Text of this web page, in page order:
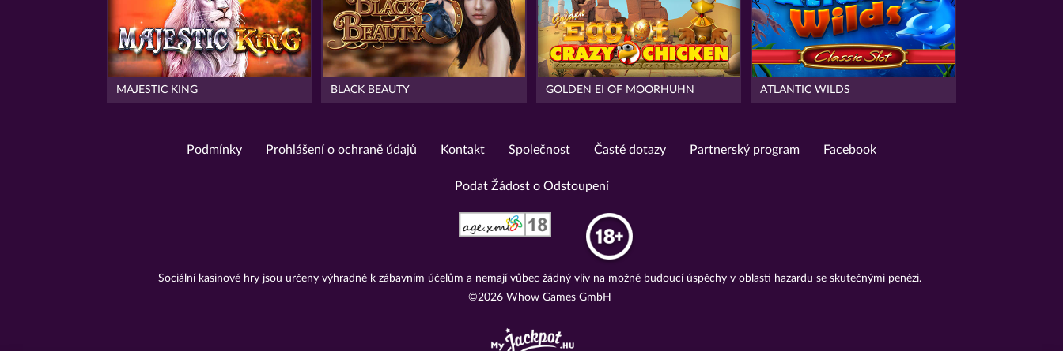
MAJESTIC KING BLACK BEAUTY GOLDEN EI OF MOORHUHN ATLANTIC WILDS
Podmínky Prohlášení o ochraně údajů Kontakt Společnost Časté dotazy Partnerský program Facebook
Podat Žádost o Odstoupení
Sociální kasinové hry jsou určeny výhradně k zábavním účelům a nemají vůbec žádný vliv na možné budoucí úspěchy v oblasti hazardu se skutečnými penězi.
©2026 Whow Games GmbH